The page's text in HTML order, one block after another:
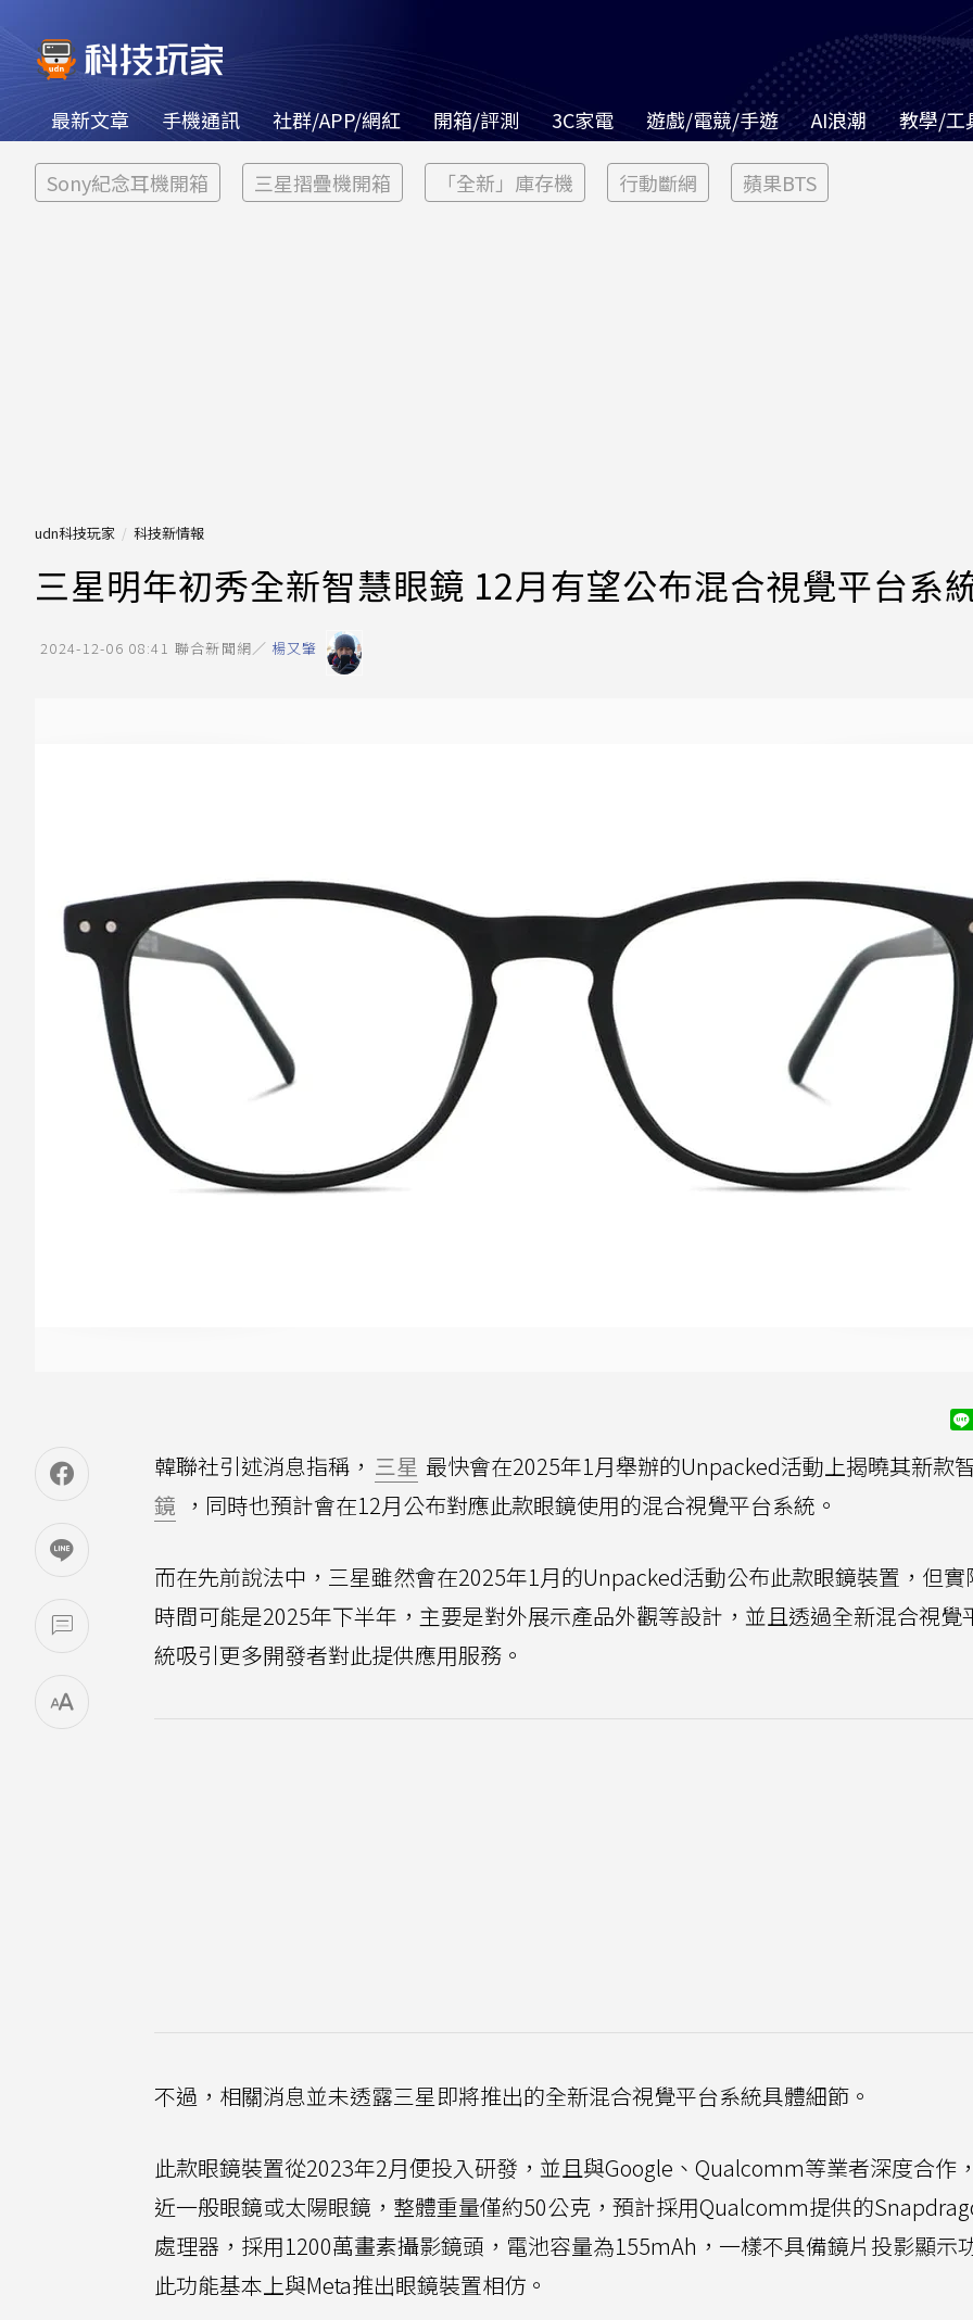
最新文章 手機通訊 社群/APP/網紅 開箱/評測 3C家電 遊戲/電競/手遊 AI浪潮 教學/工
Sony紀念耳機開箱 三星摺疊機開箱 「全新」庫存機 行動斷網 蘋果BTS
udn科技玩家 科技新情報
三星明年初秀全新智慧眼鏡 12月有望公布混合視覺平台系
2024-12-06 08:41 聯合新聞網／ 楊又肇
韓聯社引述消息指稱， 三星 最快會在2025年1月舉辦的Unpacked活動上揭曉其新款
鏡 ，同時也預計會在12月公布對應此款眼鏡使用的混合視覺平台系統。
而在先前說法中，三星雖然會在2025年1月的Unpacked活動公布此款眼鏡裝置，但實
時間可能是2025年下半年，主要是對外展示產品外觀等設計，並且透過全新混合視覺
統吸引更多開發者對此提供應用服務。
不過，相關消息並未透露三星即將推出的全新混合視覺平台系統具體細節。
此款眼鏡裝置從2023年2月便投入研發，並且與Google、Qualcomm等業者深度合作
近一般眼鏡或太陽眼鏡，整體重量僅約50公克，預計採用Qualcomm提供的
處理器，採用1200萬畫素攝影鏡頭，電池容量為155mAh，一樣不具備鏡片投影顯示
此功能基本上與Meta推出眼鏡裝置相仿。